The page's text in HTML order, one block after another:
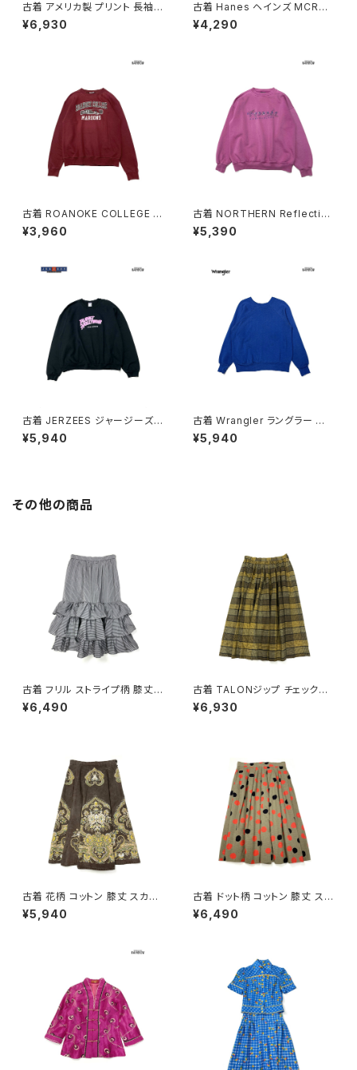
古着 アメリカ製 プリント 長袖
スウェット トレーナー 白 (ttu26
02017)
¥6,930
古着 Hanes ヘインズ MCRD
San Diego ロゴ 長袖 スウェッ
ト トレーナー 紺 (ttu260302
¥4,290
古着 ROANOKE COLLEGE M
AROONS カレッジロゴ 長袖 ス
ウェット トレーナー 赤 ボルドー
¥3,960
古着 NORTHERN Reflection
s 刺繍 ロゴ 長袖 スウェット ト
レーナー ピンク 紫 (ttu26030
¥5,390
古着 JERZEES ジャージーズ P
LANET HOLLYWOOD ロゴ
長袖 スウェット トレーナー 黒 (t
¥5,940
古着 Wrangler ラングラー 無
地 長袖 スウェット トレーナー
青 (ttu2603099)
¥5,940
その他の商品
古着 フリル ストライプ柄 膝丈
ティアード スカート グレー (ba
2607011)
¥6,490
古着 TALONジップ チェック柄
コットン 膝丈 スカート 黄 (ba2
607010)
¥6,930
古着 花柄 コットン 膝丈 スカー
ト ダークブラウン (ba260701
3)
¥5,940
古着 ドット柄 コットン 膝丈 スカ
ート 茶 (ba2607006)
¥6,490